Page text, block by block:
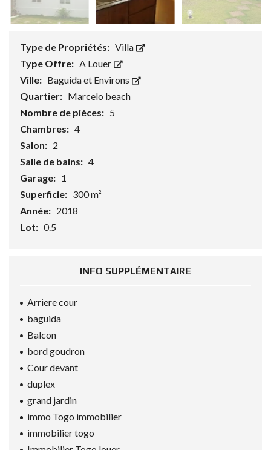
Type de Propriétés: Villa
Type Offre: A Louer
Ville: Baguida et Environs
Quartier: Marcelo beach
Nombre de pièces: 5
Chambres: 4
Salon: 2
Salle de bains: 4
Garage: 1
Superficie: 300 m²
Année: 2018
Lot: 0.5
INFO SUPPLÉMENTAIRE
Arriere cour
baguida
Balcon
bord goudron
Cour devant
duplex
grand jardin
immo Togo immobilier
immobilier togo